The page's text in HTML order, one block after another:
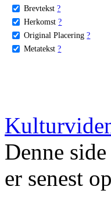
Brevtekst ?
Herkomst ?
Original Placering ?
Metatekst ?
Denne
er senest